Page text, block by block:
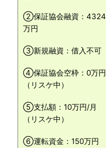
②保証協会融資：4324
万円
③新規融資：借入不可
④保証協会空枠：0万円
（リスケ中）
⑤支払額：10万円/月
（リスケ中）
⑥運転資金：150万円